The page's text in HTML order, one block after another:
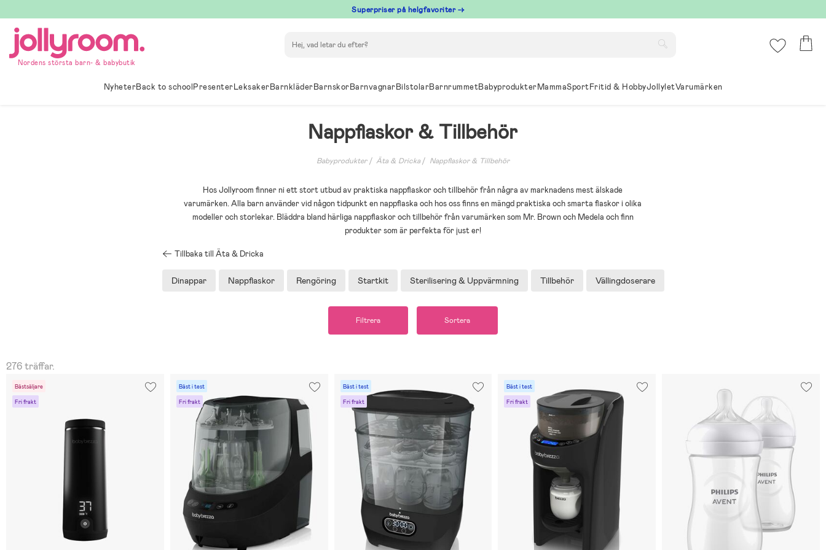
till
innehållet
Superpriser på helgfavoriter →
Nordens största barn- & babybutik
NyheterBack to schoolPresenterLeksakerBarnkläderBarnskorBarnvagnarBilstolarBarnrummetBabyprodukterMammaSportFritid & HobbyJollyletVarumärken
Nappflaskor & Tillbehör
Babyprodukter Äta & Dricka Nappflaskor & Tillbehör
Hos Jollyroom finner ni ett stort utbud av praktiska nappflaskor och tillbehör från några av marknadens mest älskade
varumärken. Alla barn använder vid någon tidpunkt en nappflaska och hos oss finns en mängd praktiska och smarta flaskor i olika
modeller och storlekar. Bläddra bland härliga nappflaskor och tillbehör från varumärken som Mr. Brown och Medela och finn
produkter som är perfekta för just er!
Tillbaka till Äta & Dricka
Dinappar Nappflaskor Rengöring Startkit Sterilisering & Uppvärmning Tillbehör Vällingdoserare
Filtrera Sortera
276 träffar.
Bästsäljare
Fri frakt
Bäst i test
Fri frakt
Bäst i test
Fri frakt
Bäst i test
Fri frakt